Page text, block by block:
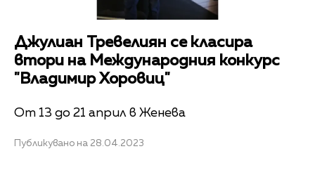
Джулиан Тревелиян се класира
втори на Международния конкурс
"Владимир Хоровиц"
От 13 до 21 април в Женева
Публикувано на 28.04.2023